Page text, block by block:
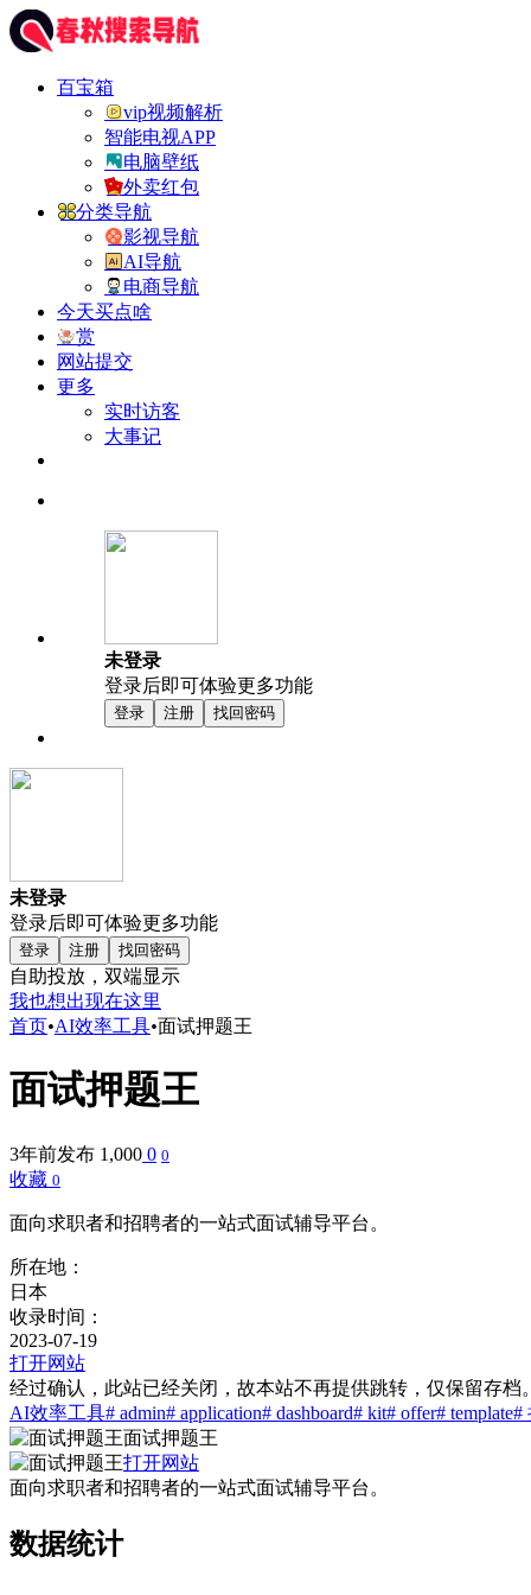
百宝箱
vip视频解析
智能电视APP
电脑壁纸
外卖红包
分类导航
影视导航
AI导航
电商导航
今天买点啥
赏
网站提交
更多
实时访客
大事记
未登录
登录后即可体验更多功能
登录 注册 找回密码
未登录
登录后即可体验更多功能
登录 注册 找回密码
自助投放，双端显示
我也想出现在这里
首页•AI效率工具•面试押题王
面试押题王
3年前发布 1,000 0 0
收藏 0
面向求职者和招聘者的一站式面试辅导平台。
所在地：
日本
收录时间：
2023-07-19
打开网站
经过确认，此站已经关闭，故本站不再提供跳转，仅保留存档
AI效率工具# admin# application# dashboard# kit# offer# template#
面试押题王
打开网站
面向求职者和招聘者的一站式面试辅导平台。
数据统计